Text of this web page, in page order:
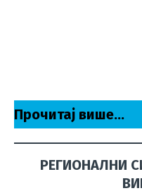
Прочитај више…
РЕГИОНАЛНИ